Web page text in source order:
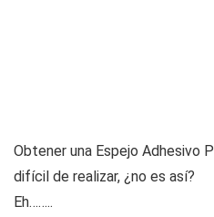
Obtener una Espejo Adhesivo
difícil de realizar, ¿no es así?
Eh……..